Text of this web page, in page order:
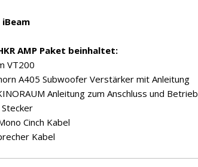
AMP Paket beinhaltet:
VT200
A405 Subwoofer Verstärker mit Anleitung
Anleitung zum Anschluss und Betrieb
Cinch Kabel
Kabel